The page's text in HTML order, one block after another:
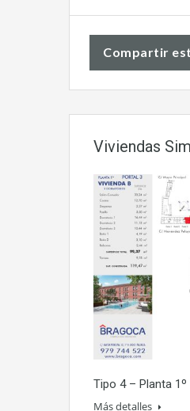
Compartir
Viviendas
Tipo 4 – Planta
Más detalles